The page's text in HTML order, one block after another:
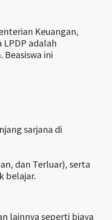
Keuangan,
adalah
ini
sarjana di
dan Terluar), serta
belajar.
lainnya seperti biaya